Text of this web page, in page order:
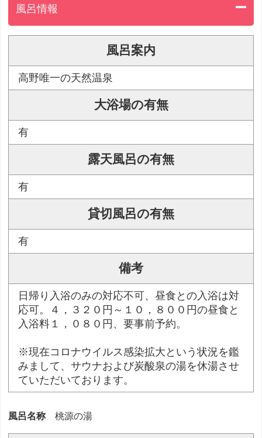
風呂情報
風呂案内
高野唯一の天然温泉
大浴場の有無
有
露天風呂の有無
有
貸切風呂の有無
有
備考
日帰り入浴のみの対応不可、昼食との入浴は対
応可。４，３２０円～１０，８００円の昼食と
入浴料１，０８０円、要事前予約。
※現在コロナウイルス感染拡大という状況を鑑
みまして、サウナおよび炭酸泉の湯を休湯させ
ていただいております。
風呂名称 桃源の湯